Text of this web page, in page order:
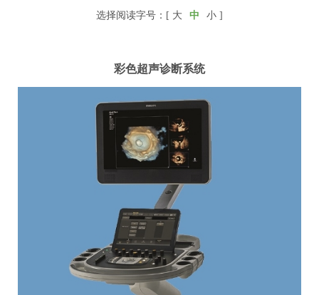
选择阅读字号：[ 大 中 小 ]
彩色超声诊断系统